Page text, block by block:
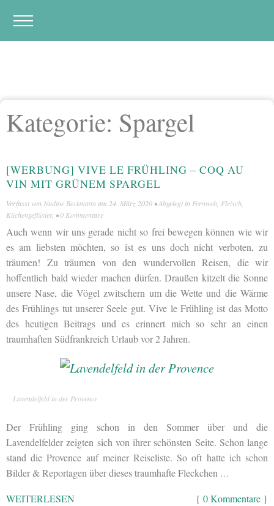
Kategorie: Spargel
[WERBUNG] VIVE LE FRÜHLING – COQ AU
VIN MIT GRÜNEM SPARGEL
Verfasst von Nadine Beckmann am 24. März 2020 • Abgelegt in Fernweh Fleisch
Küchengeflüster, •0 Kommentare
Auch wenn wir uns gerade nicht so frei bewegen können wie wir
es am liebsten möchten, so ist es uns doch nicht verboten, zu
träumen! Zu träumen von den wundervollen Reisen, die wir
hoffentlich bald wieder machen dürfen. Draußen kitzelt die Sonne
unsere Nase, die Vögel zwitschern um die Wette und die Wärme
des Frühlings tut unserer Seele gut. Vive le Frühling ist das Motto
des heutigen Beitrags und es erinnert mich so sehr an einen
traumhaften Südfrankreich Urlaub vor 2 Jahren.
Lavendelfeld in der Provence
Der Frühling ging schon in den Sommer über und die
Lavendelfelder zeigten sich von ihrer schönsten Seite. Schon lange
stand die Provence auf meiner Reiseliste. So oft hatte ich schon
Bilder & Reportagen über dieses traumhafte Fleckchen …
WEITERLESEN { 0 Kommentare }